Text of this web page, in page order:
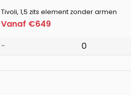
Tivoli, 1,5 zits element zonder armen
Vanaf €649
-
0